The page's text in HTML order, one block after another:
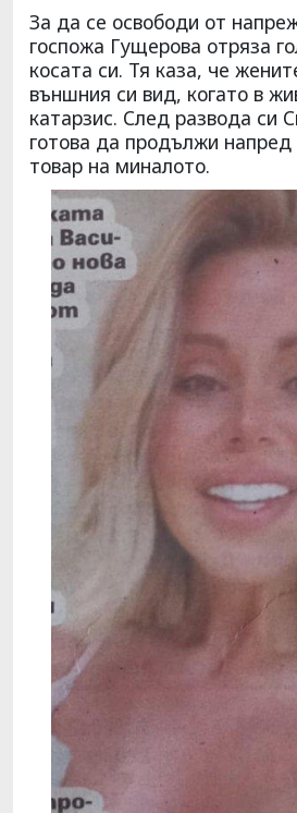
За да се освободи от
госпожа Гущерова отряза
косата си. Тя каза, че
външния си вид, когато в
катарзис. След развода си
готова да продължи
товар на миналото.